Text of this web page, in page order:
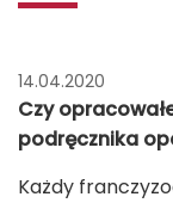
14.04.2020
Czy
podręcznika
Każdy